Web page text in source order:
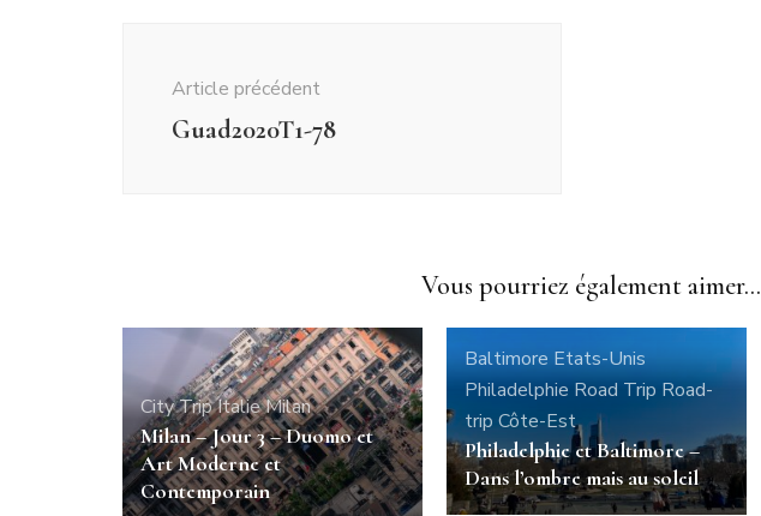
Article précédent
Guad2020T1-78
Vous pourriez également aimer...
City TripItalieMilan
Milan – Jour 3 – Duomo et
Art Moderne et
Contemporain
Baltimore Etats-Unis
Philadelphie Road Trip Road-
trip Côte-Est
Philadelphie et Baltimore –
Dans l’ombre mais au soleil